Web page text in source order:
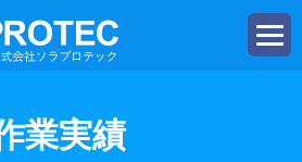
t
o
業実績